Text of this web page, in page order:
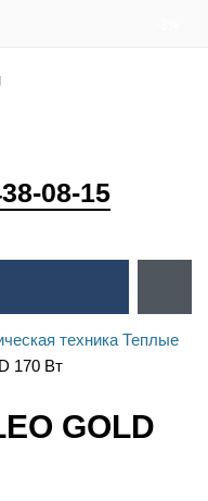
08-15
техника Теплые
170 Вт
GOLD